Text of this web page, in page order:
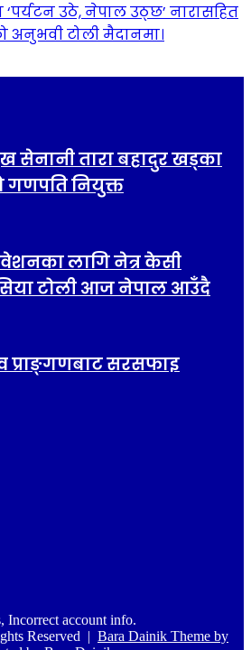
‘पर्यटन उठे, नेपाल उठ्छ’ नारासहित
अनुभवी टोली मैदानमा।
सेनानी तारा बहादुर खड्का
नियुक्त
लागि नेत्र केसी
टोली आज नेपाल आउँदै
प्राङ्गणबाट सरसफाइ
Incorrect account info.
Reserved | Bara Dainik Theme by